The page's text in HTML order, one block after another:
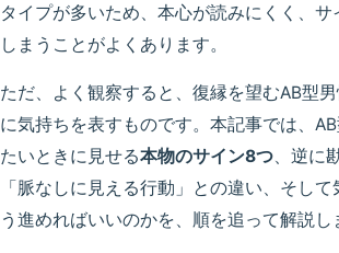
タイプが多いため、本心が読みにくく、サ
しまうことがよくあります。
ただ、よく観察すると、復縁を望むAB型
に気持ちを表すものです。本記事では、
たいときに見せる本物のサイン8つ、逆に
「脈なしに見える行動」との違い、そし
う進めればいいのかを、順を追って解説し